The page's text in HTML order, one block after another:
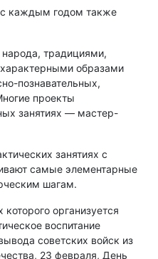
каждым годом также
традициями,
образами
познавательных,
проекты
занятиях — мастер-
занятиях с
самые элементарные
шагам.
организуется
воспитание
советских войск из
23 февраля, День